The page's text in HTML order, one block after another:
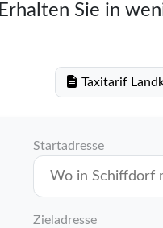
Erhalten Sie in
Taxitarif
Startadresse
Zieladresse